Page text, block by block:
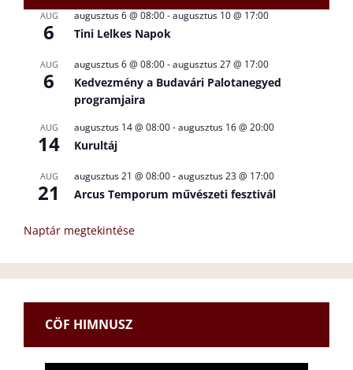
AUG
6
augusztus 6 @ 08:00-augusztus 10 @ 17:00
Tini Lelkes Napok
AUG
6
augusztus 6 @ 08:00-augusztus 27 @ 17:00
Kedvezmény a Budavári Palotanegyed
programjaira
AUG
14
augusztus 14 @ 08:00-augusztus 16 @ 20:00
Kurultáj
AUG
21
augusztus 21 @ 08:00-augusztus 23 @ 17:00
Arcus Temporum művészeti fesztivál
Naptár megtekintése
CÖF HIMNUSZ